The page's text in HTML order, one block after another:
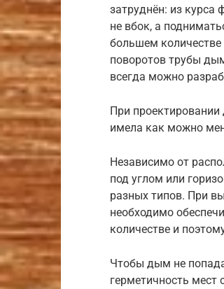
затруднён: из курса
не вбок, а
большем количестве
поворотов трубы
всегда можно
При проектировании
имела как можно
Независимо от
под углом или
разных типов. При
необходимо
количестве и
Чтобы дым не
герметичность мест